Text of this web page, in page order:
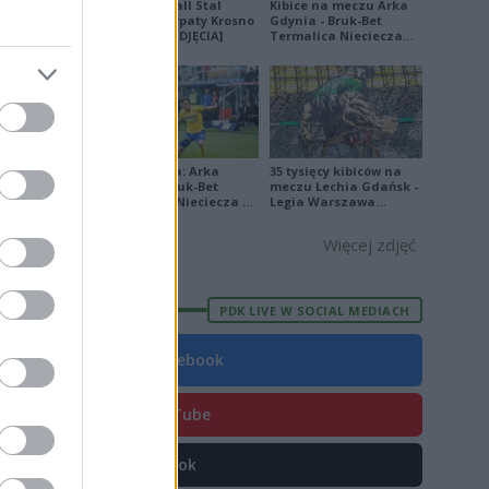
FORMA
Derby Ekoball Stal
Sanok - Karpaty Krosno
na remis [ZDJĘCIA]
Kibice na meczu Arka
Gdynia - Bruk-Bet
Termalica Nieciecza
Ekstraklasa: Arka
Gdynia - Bruk-Bet
Termalica Nieciecza 2-
35 tysięcy kibiców na
meczu Lechia Gdańsk -
Legia Warszawa
Więcej zdjęć
PDK LIVE W SOCIAL MEDIACH
Facebook
YouTube
TikTok